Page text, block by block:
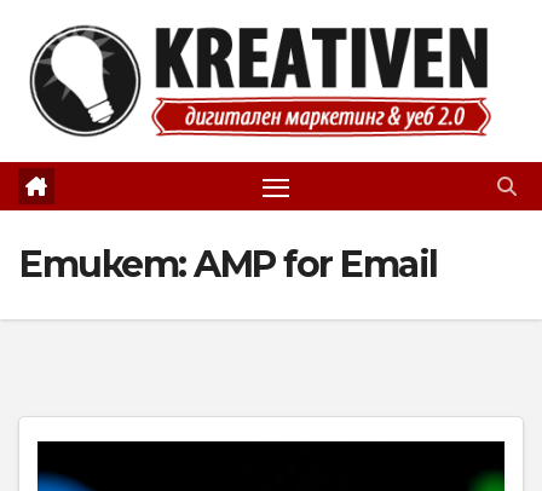
content
Етикет:AMP for Email